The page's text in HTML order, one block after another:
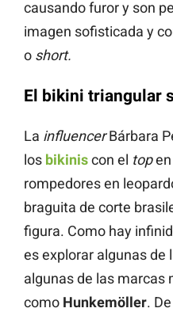
causando furor y son
imagen sofisticada y
o short.
El bikini triangular
La influencerBárbara
los bikiniscon el topen
rompedores en
braguita de corte
figura. Como hay
es explorar algunas de
algunas de las marcas
como Hunkemöller.